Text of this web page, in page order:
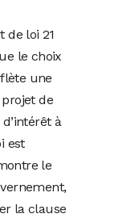
de loi 21
le choix
une
de
à
est
le
la clause